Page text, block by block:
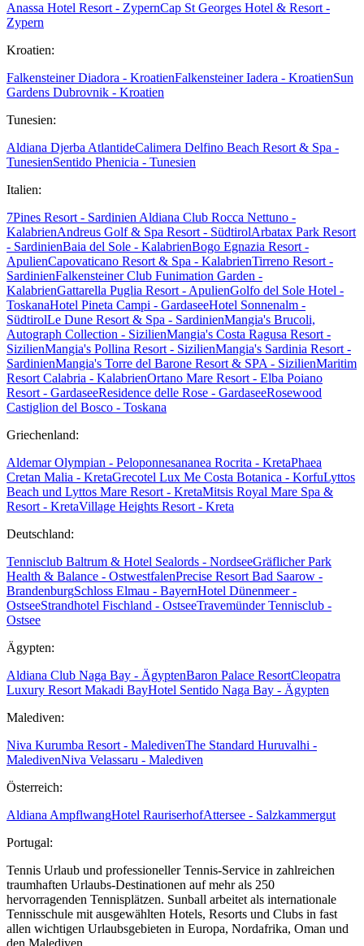
Anassa Hotel Resort - ZypernCap St Georges Hotel & Resort -
Zypern
Kroatien:
Falkensteiner Diadora - KroatienFalkensteiner Iadera - KroatienSun
Gardens Dubrovnik - Kroatien
Tunesien:
Aldiana Djerba AtlantideCalimera Delfino Beach Resort & Spa -
TunesienSentido Phenicia - Tunesien
Italien:
7Pines Resort - Sardinien Aldiana Club Rocca Nettuno -
KalabrienAndreus Golf & Spa Resort - SüdtirolArbatax Park Resort
- SardinienBaia del Sole - KalabrienBogo Egnazia Resort -
ApulienCapovaticano Resort & Spa - KalabrienTirreno Resort -
SardinienFalkensteiner Club Funimation Garden -
KalabrienGattarella Puglia Resort - ApulienGolfo del Sole Hotel -
ToskanaHotel Pineta Campi - GardaseeHotel Sonnenalm -
SüdtirolLe Dune Resort & Spa - SardinienMangia's Brucoli,
Autograph Collection - SizilienMangia's Costa Ragusa Resort -
SizilienMangia's Pollina Resort - SizilienMangia's Sardinia Resort -
SardinienMangia's Torre del Barone Resort & SPA - SizilienMaritim
Resort Calabria - KalabrienOrtano Mare Resort - Elba Poiano
Resort - GardaseeResidence delle Rose - GardaseeRosewood
Castiglion del Bosco - Toskana
Griechenland:
Aldemar Olympian - Peloponnesananea Rocrita - KretaPhaea
Cretan Malia - KretaGrecotel Lux Me Costa Botanica - KorfuLyttos
Beach und Lyttos Mare Resort - KretaMitsis Royal Mare Spa &
Resort - KretaVillage Heights Resort - Kreta
Deutschland:
Tennisclub Baltrum & Hotel Sealords - NordseeGräflicher Park
Health & Balance - OstwestfalenPrecise Resort Bad Saarow -
BrandenburgSchloss Elmau - BayernHotel Dünenmeer -
OstseeStrandhotel Fischland - OstseeTravemünder Tennisclub -
Ostsee
Ägypten:
Aldiana Club Naga Bay - ÄgyptenBaron Palace ResortCleopatra
Luxury Resort Makadi BayHotel Sentido Naga Bay - Ägypten
Malediven:
Niva Kurumba Resort - MaledivenThe Standard Huruvalhi -
MaledivenNiva Velassaru - Malediven
Österreich:
Aldiana AmpflwangHotel RauriserhofAttersee - Salzkammergut
Portugal:
Tennis Urlaub und professioneller Tennis-Service in zahlreichen
traumhaften Urlaubs-Destinationen auf mehr als 250
hervorragenden Tennisplätzen. Sunball arbeitet als internationale
Tennisschule mit ausgewählten Hotels, Resorts und Clubs in fast
allen wichtigen Urlaubsgebieten in Europa, Nordafrika, Oman und